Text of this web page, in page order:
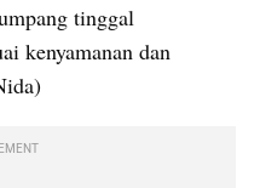
tinggal
kenyamanan dan